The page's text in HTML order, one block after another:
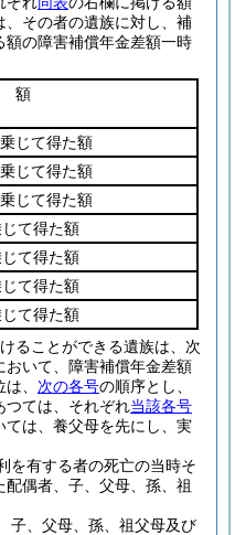
、その者の遺族に対し、補
の障害補償年金差額一時
額
じて得た額
じて得た額
じて得た額
て得た額
て得た額
て得た額
て得た額
ることができる遺族は、次
おいて、障害補償年金差額
、 次の各号の順序とし、
つては、それぞれ当該各号
ては、養父母を先にし、実
を有する者の死亡の当時そ
偶者、子、父母、孫、祖
子、父母、孫、祖父母及び